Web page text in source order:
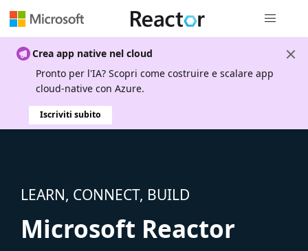
Crea app native nel cloud
Pronto per l'IA? Scopri come costruire e scalare app
cloud-native con Azure.
Iscriviti subito
LEARN, CONNECT, BUILD
Microsoft Reactor